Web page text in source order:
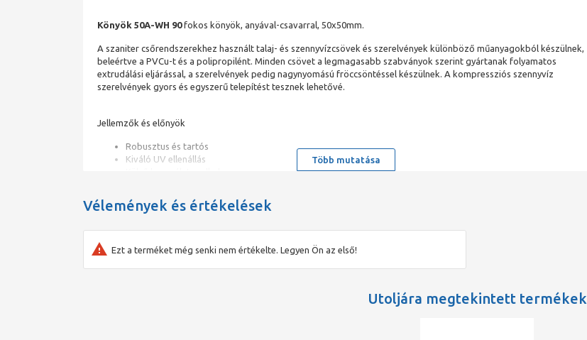
Könyök 50A-WH 90fokos könyök, anyával-csavarral, 50x50mm.
A szaniter csőrendszerekhez használt talaj- és szennyvízcsövek és szerelvények különböző műanyagokból készülnek,
beleértve a PVCu-t és a polipropilént. Minden csövet a legmagasabb szabványok szerint gyártanak folyamatos
extrudálási eljárással, a szerelvények pedig nagynyomású fröccsöntéssel készülnek. A kompressziós szennyvíz
szerelvények gyors és egyszerű telepítést tesznek lehetővé.
Jellemzők és előnyök
Robusztus és tartós
Kiváló UV ellenállás
Gyors és egyszerű telepítés
Problémamentes teljesítmény
Több mutatása
Vélemények és értékelések
Ezt a terméket még senki nem értékelte. Legyen Ön az első!
Utoljára megtekintett termékek